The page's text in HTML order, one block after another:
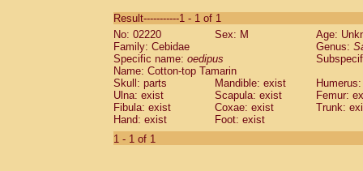
CebidaeSaguinus labiatus(0)
Cebidae Saguinus leucopus (0)
Cebidae
CebidaeSaguinus mystax
Cebidae Saguinus nigricollis (0)
Cebidae Saguinus oedipus
Cebidae Saguinus weddelli
Cebidae Saguinusspp.
Cebidae
Result-----------1 - 1 of 1
No: 02220
Sex: M
Age:
Family: Cebidae
Genus:
Specific name: oedipus
Name: Cotton-top Tamarin
Skull: parts
Mandible: exist
Ulna: exist
Scapula: exist
Femur:
Fibula: exist
Coxae: exist
Trunk:
Hand: exist
Foot: exist
1 - 1 of 1